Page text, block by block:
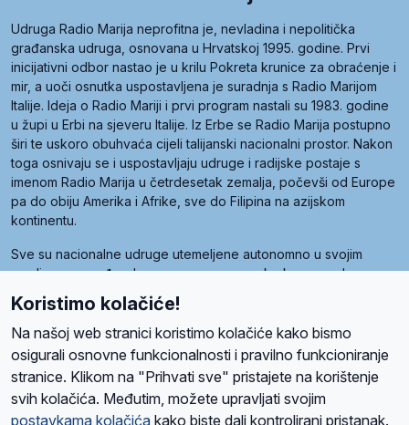
Udruga Radio Marija neprofitna je, nevladina i nepolitička
građanska udruga, osnovana u Hrvatskoj 1995. godine. Prvi
inicijativni odbor nastao je u krilu Pokreta krunice za obraćenje i
mir, a uoči osnutka uspostavljena je suradnja s Radio Marijom
Italije. Ideja o Radio Mariji i prvi program nastali su 1983. godine
u župi u Erbi na sjeveru Italije. Iz Erbe se Radio Marija postupno
širi te uskoro obuhvaća cijeli talijanski nacionalni prostor. Nakon
toga osnivaju se i uspostavljaju udruge i radijske postaje s
imenom Radio Marija u četrdesetak zemalja, počevši od Europe
pa do obiju Amerika i Afrike, sve do Filipina na azijskom
kontinentu.
Sve su nacionalne udruge utemeljene autonomno u svojim
zemljama, a međusobna su povezane preko krovne udruge
pod nazivom Svjetska obitelj Radio Marije (World Family of
Radio Maria). Svjetsku obitelj utemeljilo je sedam članica, među
kojima je i hrvatska Udruga Radio Marija.
O namaRadio ProgramVolonteriPrijateljiKontaktPravila privatnosti
Koristimo kolačiće!
Na našoj web stranici koristimo kolačiće kako bismo
osigurali osnovne funkcionalnosti i pravilno funkcioniranje
stranice. Klikom na "Prihvati sve" pristajete na korištenje
svih kolačića. Međutim, možete upravljati svojim
postavkama kolačića kako biste dali kontrolirani pristanak.